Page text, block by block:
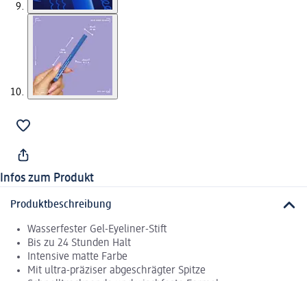
Infos zum Produkt
Produktbeschreibung
Wasserfester Gel-Eyeliner-Stift
Bis zu 24 Stunden Halt
Intensive matte Farbe
Mit ultra-präziser abgeschrägter Spitze